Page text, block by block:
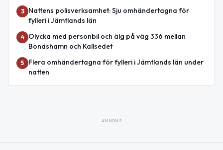
3
Nattens polisverksamhet: Sju omhändertagna för
fylleri i Jämtlands län
4
Olycka med personbil och älg på väg 336 mellan
Bonäshamn och Kallsedet
5
Flera omhändertagna för fylleri i Jämtlands län under
natten
ANNONS